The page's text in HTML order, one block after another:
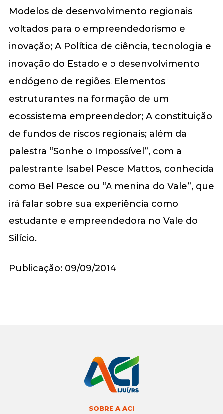
Modelos de desenvolvimento regionais
voltados para o empreendedorismo e
inovação; A Política de ciência, tecnologia e
inovação do Estado e o desenvolvimento
endógeno de regiões; Elementos
estruturantes na formação de um
ecossistema empreendedor; A constituição
de fundos de riscos regionais; além da
palestra “Sonhe o Impossível”, com a
palestrante Isabel Pesce Mattos, conhecida
como Bel Pesce ou “A menina do Vale”, que
irá falar sobre sua experiência como
estudante e empreendedora no Vale do
Silício.
Publicação: 09/09/2014
SOBRE A ACI